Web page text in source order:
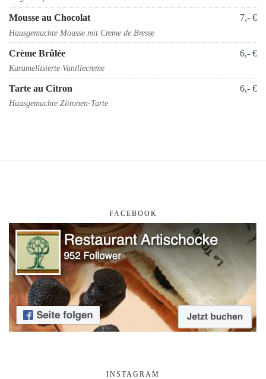
Mousse au Chocolat
Hausgemachte Mousse mit Creme de Bresse
7,- €
Crème Brûlée
Karamellisierte Vanillecreme
6,- €
Tarte au Citron
Hausgemachte Zitronen-Tarte
6,- €
FACEBOOK
INSTAGRAM